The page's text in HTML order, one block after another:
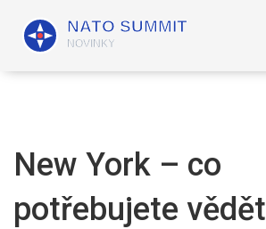
New York – co
potřebujete vědět